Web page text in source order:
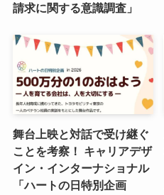
請求に関する意識調査」
舞台上映と対話で受け継ぐ
ことを考察！ キャリアデザ
イン・インターナショナル
「ハートの日特別企画